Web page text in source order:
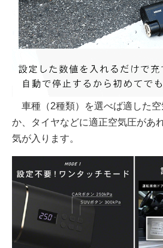
車種（2種類）を選べば適した空
か、タイヤなどに適正空気圧があ
気が入ります。